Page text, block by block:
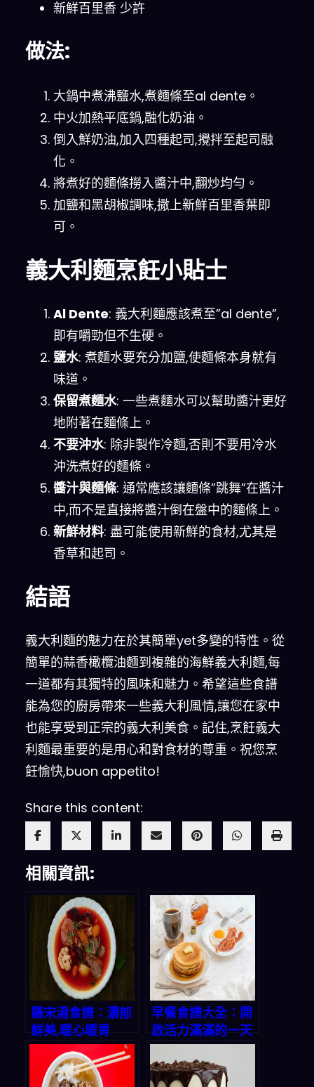
新鮮百里香 少許
做法:
大鍋中煮沸鹽水,煮麵條至al dente。
中火加熱平底鍋,融化奶油。
倒入鮮奶油,加入四種起司,攪拌至起司融
化。
將煮好的麵條撈入醬汁中,翻炒均勻。
加鹽和黑胡椒調味,撒上新鮮百里香葉即
可。
義大利麵烹飪小貼士
Al Dente: 義大利麵應該煮至”al dente”,
即有嚼勁但不生硬。
鹽水: 煮麵水要充分加鹽,使麵條本身就有
味道。
保留煮麵水: 一些煮麵水可以幫助醬汁更好
地附著在麵條上。
不要沖水: 除非製作冷麵,否則不要用冷水
沖洗煮好的麵條。
醬汁與麵條: 通常應該讓麵條”跳舞”在醬汁
中,而不是直接將醬汁倒在盤中的麵條上。
新鮮材料: 盡可能使用新鮮的食材,尤其是
香草和起司。
結語
義大利麵的魅力在於其簡單yet多變的特性。從
簡單的蒜香橄欖油麵到複雜的海鮮義大利麵,每
一道都有其獨特的風味和魅力。希望這些食譜
能為您的廚房帶來一些義大利風情,讓您在家中
也能享受到正宗的義大利美食。記住,烹飪義大
利麵最重要的是用心和對食材的尊重。祝您烹
飪愉快,buon appetito!
Share this content:
相關資訊:
羅宋湯食譜：濃郁
鮮美,暖心暖胃
早餐食譜大全：開
啟活力滿滿的一天